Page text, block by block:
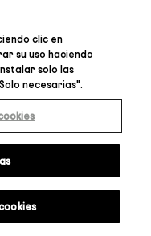
clic en
su uso haciendo
solo las
Solo necesarias".